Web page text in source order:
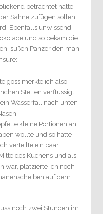
betrachtet hätte
Sahne zufügen sollen,
Ebenfalls unwissend
und so bekam die
süßen Panzer den man
goss merkte ich also
Stellen verflüssigt.
Wasserfall nach unten
kleine Portionen an
wollte und so hatte
verteilte ein paar
des Kuchens und als
war, platzierte ich noch
auf dem
noch zwei Stunden im